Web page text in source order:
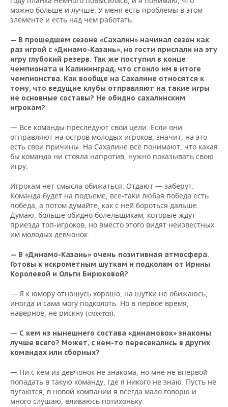
можно больше и лучше. У меня есть проблемы в этом
элементе и есть над чем работать.
— В прошедшем сезоне «Сахалин» начинал сезон как
раз игрой с «Динамо-Казань», но гости прислали на эту
игру глубокий резерв. Так же поступил в конце
чемпионата и Калининград, что стоило им в итоге
чемпионства. Как вообще на Сахалине относятся к
тому, что ведущие клубы отправляют на такие игры
не основные составы? Не обидно сахалинским
игрокам?
— Все команды преследуют свои цели. Если они
отправляют на остров молодых игроков, значит, на это
есть свои причины. На Сахалине все понимают, что какая
бы команда ни стояла напротив, нужно показывать свою
игру.
Игрокам нет смысла обижаться. Отдают — заберут.
Команда будет на подъеме, все-таки любая победа есть
победа, а потом думайте, как с ней бороться дальше.
Думаю, больше обидно болельщикам, которые ждут
приезда топ-игроков, но вместо этого видят неизвестных
им молодых девчонок.
— В «Динамо-Казань» очень позитивная атмосфера.
Готовы к искрометным шуткам и подколам от Ирины
Королевой и Ольги Бирюковой?
— Я к юмору отношусь хорошо, на шутки не обижаюсь,
иногда и сама могу подколоть. Но в первое время,
наверное, не рискну (смеется).
— С кем из нынешнего состава «динамовок» знакомы
лучше всего? Может, с кем-то пересекались в других
командах или сборных?
— Ни с кем из девчонок не знакома, но мне не впервой
попадать в такую команду, где я никого не знаю. Пусть не
пугаются, в новой компании я всегда мало говорю и
много слушаю, вливаюсь потихоньку.